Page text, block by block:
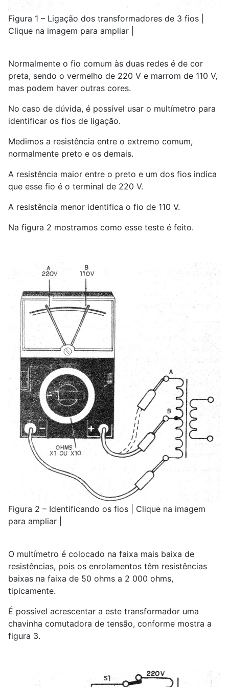
Figura 1 – Ligação dos transformadores de 3 fios |
Clique na imagem para ampliar |
Normalmente o fio comum às duas redes é de cor
preta, sendo o vermelho de 220 V e marrom de 110 V,
mas podem haver outras cores.
No caso de dúvida, é possível usar o multímetro para
identificar os fios de ligação.
Medimos a resistência entre o extremo comum,
normalmente preto e os demais.
A resistência maior entre o preto e um dos fios indica
que esse fio é o terminal de 220 V.
A resistência menor identifica o fio de 110 V.
Na figura 2 mostramos como esse teste é feito.
Figura 2 – Identificando os fios | Clique na imagem
para ampliar |
O multímetro é colocado na faixa mais baixa de
resistências, pois os enrolamentos têm resistências
baixas na faixa de 50 ohms a 2 000 ohms,
tipicamente.
É possível acrescentar a este transformador uma
chavinha comutadora de tensão, conforme mostra a
figura 3.